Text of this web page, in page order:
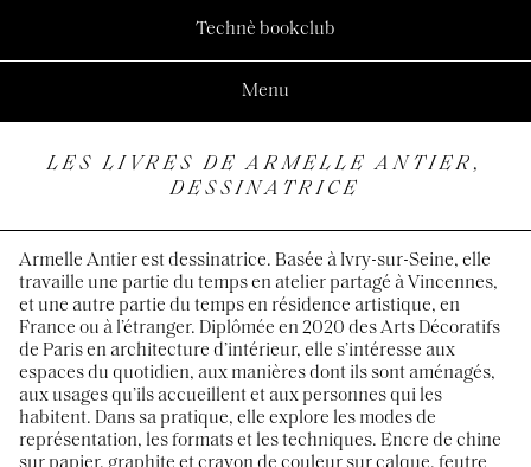
Technè bookclub
Menu
LES LIVRES DE ARMELLE ANTIER,
DESSINATRICE
Armelle Antier est dessinatrice. Basée à Ivry-sur-Seine, elle
travaille une partie du temps en atelier partagé à Vincennes,
et une autre partie du temps en résidence artistique, en
France ou à l’étranger. Diplômée en 2020 des Arts Décoratifs
de Paris en architecture d’intérieur, elle s’intéresse aux
espaces du quotidien, aux manières dont ils sont aménagés,
aux usages qu’ils accueillent et aux personnes qui les
habitent. Dans sa pratique, elle explore les modes de
représentation, les formats et les techniques. Encre de chine